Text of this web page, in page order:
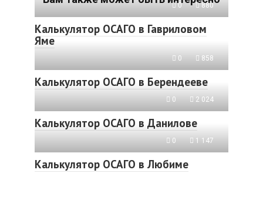
0 880
Калькулятор ОСАГО в Гавриловом
Яме
0 858
Калькулятор ОСАГО в Берендееве
0 2 024
Калькулятор ОСАГО в Данилове
0 1 147
Калькулятор ОСАГО в Любиме